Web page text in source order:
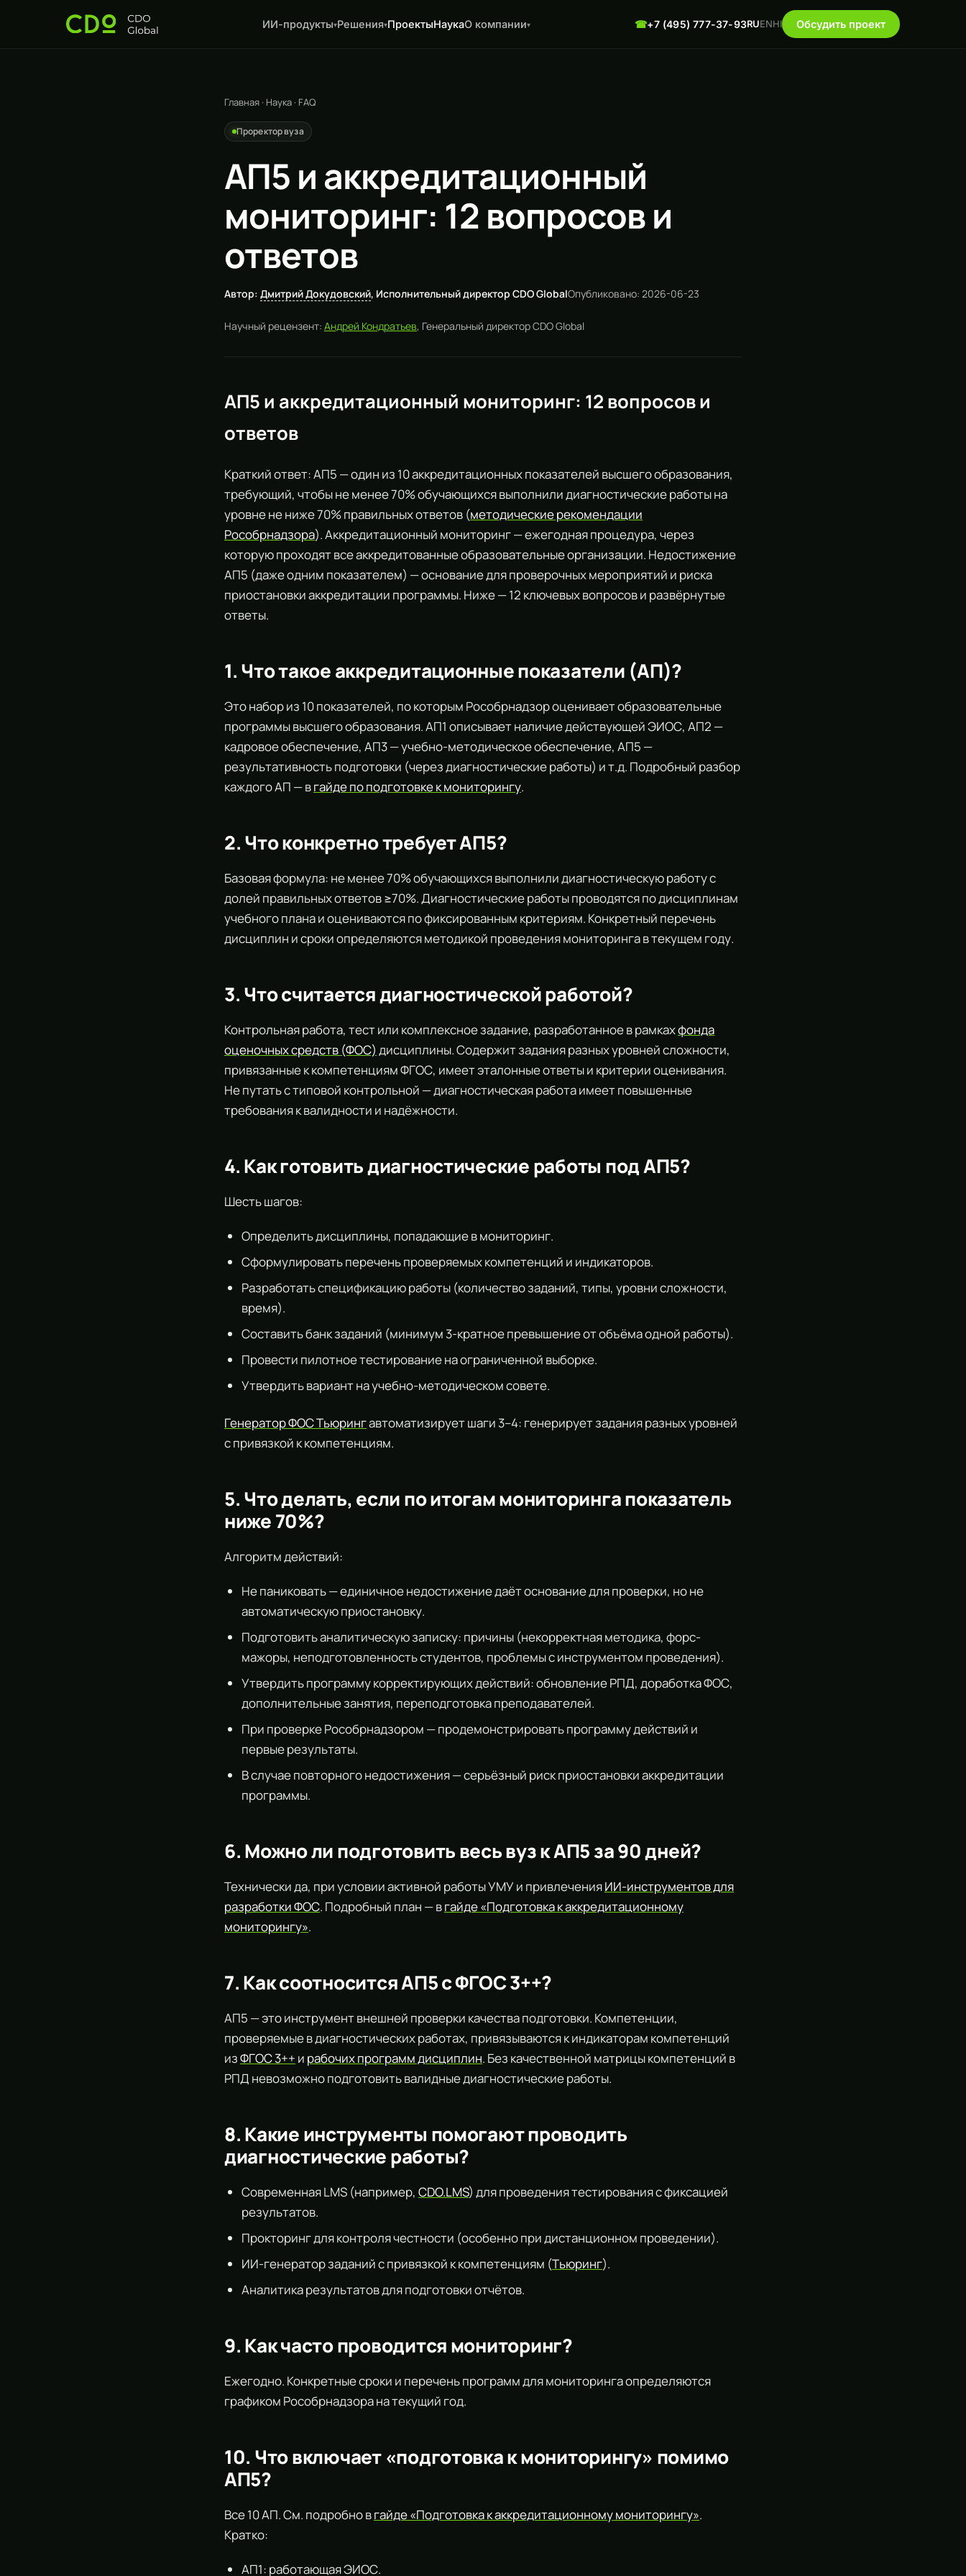
ИИ-продукты▾Решения▾ПроектыНаукаО компании▾ ☎+7 (495) 777-37-93RUENHI Обсудить проект
Главная · Наука · FAQ
Проректор вуза
АП5 и аккредитационный
мониторинг: 12 вопросов и
ответов
Автор: Дмитрий Докудовский, Исполнительный директор CDO GlobalОпубликовано: 2026-06-23
Научный рецензент: Андрей Кондратьев, Генеральный директор CDO Global
АП5 и аккредитационный мониторинг: 12 вопросов и
ответов
Краткий ответ: АП5 — один из 10 аккредитационных показателей высшего образования,
требующий, чтобы не менее 70% обучающихся выполнили диагностические работы на
уровне не ниже 70% правильных ответов (методические рекомендации
Рособрнадзора). Аккредитационный мониторинг — ежегодная процедура, через
которую проходят все аккредитованные образовательные организации. Недостижение
АП5 (даже одним показателем) — основание для проверочных мероприятий и риска
приостановки аккредитации программы. Ниже — 12 ключевых вопросов и развёрнутые
ответы.
1. Что такое аккредитационные показатели (АП)?
Это набор из 10 показателей, по которым Рособрнадзор оценивает образовательные
программы высшего образования. АП1 описывает наличие действующей ЭИОС, АП2 —
кадровое обеспечение, АП3 — учебно-методическое обеспечение, АП5 —
результативность подготовки (через диагностические работы) и т.д. Подробный разбор
каждого АП — вгайде по подготовке к мониторингу.
2. Что конкретно требует АП5?
Базовая формула: не менее 70% обучающихся выполнили диагностическую работу с
долей правильных ответов ≥70%. Диагностические работы проводятся по дисциплинам
учебного плана и оцениваются по фиксированным критериям. Конкретный перечень
дисциплин и сроки определяются методикой проведения мониторинга в текущем году.
3. Что считается диагностической работой?
Контрольная работа, тест или комплексное задание, разработанное в рамкахфонда
оценочных средств (ФОС) дисциплины. Содержит задания разных уровней сложности,
привязанные к компетенциям ФГОС, имеет эталонные ответы и критерии оценивания.
Не путать с типовой контрольной — диагностическая работа имеет повышенные
требования к валидности и надёжности.
4. Как готовить диагностические работы под АП5?
Шесть шагов:
Определить дисциплины, попадающие в мониторинг.
Сформулировать перечень проверяемых компетенций и индикаторов.
Разработать спецификацию работы (количество заданий, типы, уровни сложности,
время).
Составить банк заданий (минимум 3-кратное превышение от объёма одной работы).
Провести пилотное тестирование на ограниченной выборке.
Утвердить вариант на учебно-методическом совете.
Генератор ФОС Тьюрингавтоматизирует шаги 3–4: генерирует задания разных уровней
с привязкой к компетенциям.
5. Что делать, если по итогам мониторинга показатель
ниже 70%?
Алгоритм действий:
Не паниковать — единичное недостижение даёт основание для проверки, но не
автоматическую приостановку.
Подготовить аналитическую записку: причины (некорректная методика, форс-
мажоры, неподготовленность студентов, проблемы с инструментом проведения).
Утвердить программу корректирующих действий: обновление РПД, доработка ФОС,
дополнительные занятия, переподготовка преподавателей.
При проверке Рособрнадзором — продемонстрировать программу действий и
первые результаты.
В случае повторного недостижения — серьёзный риск приостановки аккредитации
программы.
6. Можно ли подготовить весь вуз к АП5 за 90 дней?
Технически да, при условии активной работы УМУ и привлеченияИИ-инструментов для
разработки ФОС. Подробный план — вгайде «Подготовка к аккредитационному
мониторингу».
7. Как соотносится АП5 с ФГОС 3++?
АП5 — это инструмент внешней проверки качества подготовки. Компетенции,
проверяемые в диагностических работах, привязываются к индикаторам компетенций
изФГОС 3++ и рабочих программ дисциплин. Без качественной матрицы компетенций в
РПД невозможно подготовить валидные диагностические работы.
8. Какие инструменты помогают проводить
диагностические работы?
Современная LMS (например, CDO.LMS) для проведения тестирования с фиксацией
результатов.
Прокторинг для контроля честности (особенно при дистанционном проведении).
ИИ-генератор заданий с привязкой к компетенциям (Тьюринг).
Аналитика результатов для подготовки отчётов.
9. Как часто проводится мониторинг?
Ежегодно. Конкретные сроки и перечень программ для мониторинга определяются
графиком Рособрнадзора на текущий год.
10. Что включает «подготовка к мониторингу» помимо
АП5?
Все 10 АП. См. подробно вгайде «Подготовка к аккредитационному мониторингу».
Кратко:
АП1: работающая ЭИОС.